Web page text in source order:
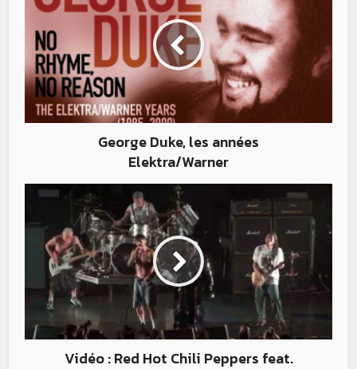
George Duke, les années
Elektra/Warner
Vidéo : Red Hot Chili Peppers feat.